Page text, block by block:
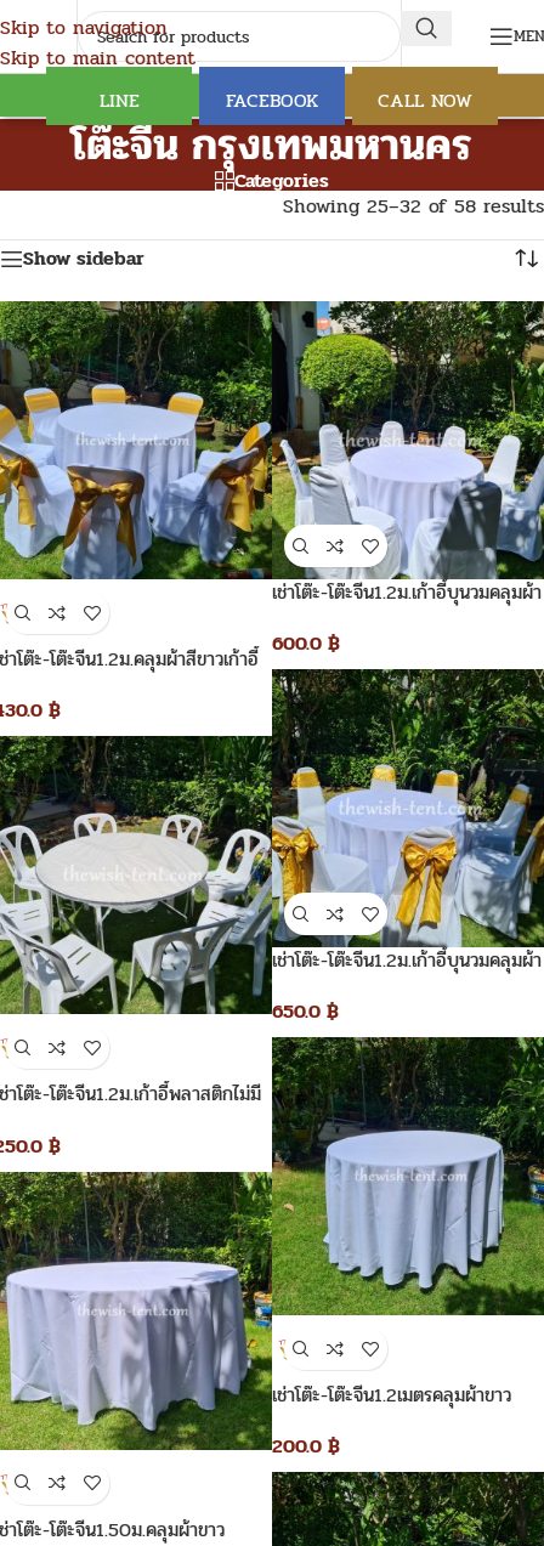
Skip to navigation
Skip to main content
LINE FACEBOOK CALL NOW
โต๊ะจีน กรุงเทพมหานคร
Categories
Showing 25–32 of 58 results
Show sidebar
าโต๊ะ-โต๊ะจีน1.2ม.คลุมผ้าสีขาวเก้าอี้
฿
เช่าโต๊ะ-โต๊ะจีน1.2ม.เก้าอี้บุนวมคลุมผ้า
600.0 ฿
เช่าโต๊ะ-โต๊ะจีน1.2ม.เก้าอี้บุนวมคลุมผ้า
650.0 ฿
าโต๊ะ-โต๊ะจีน1.2ม.เก้าอี้พลาสติกไม่มี
฿
เช่าโต๊ะ-โต๊ะจีน1.2เมตรคลุมผ้าขาว
200.0 ฿
าโต๊ะ-โต๊ะจีน1.50ม.คลุมผ้าขาว